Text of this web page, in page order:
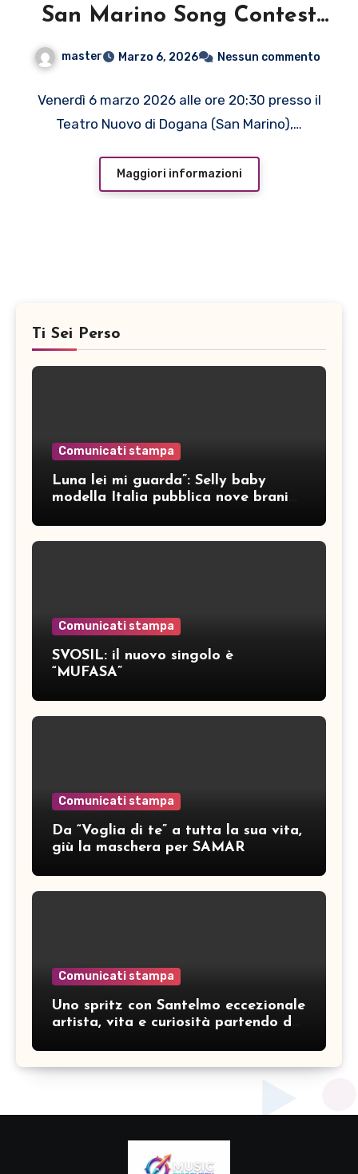
San Marino Song Contest
2026 con il brano “Il Giorno
master Marzo 6, 2026 Nessun commento
Venerdì 6 marzo 2026 alle ore 20:30 presso il
Teatro Nuovo di Dogana (San Marino),…
Maggiori informazioni
Ti Sei Perso
Comunicati stampa
Luna lei mi guarda”: Selly baby
modella Italia pubblica nove brani
Comunicati stampa
SVOSIL: il nuovo singolo è
“MUFASA”
Comunicati stampa
Da “Voglia di te” a tutta la sua vita,
giù la maschera per SAMAR
Comunicati stampa
Uno spritz con Santelmo eccezionale
artista, vita e curiosità partendo da